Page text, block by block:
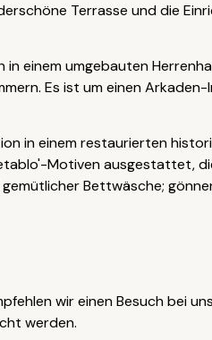
Terrasse und die
in einem umgebauten
Es ist um einen
in einem restaurierten
Motiven ausgestattet,
Bettwäsche;
wir einen Besuch bei
werden.